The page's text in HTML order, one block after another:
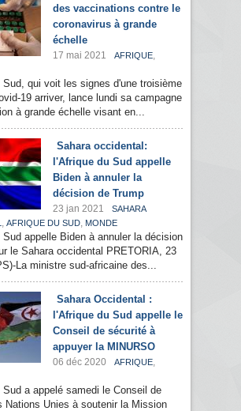
des vaccinations contre le
coronavirus à grande
échelle
17 mai 2021 AFRIQUE,
Sud, qui voit les signes d'une troisième
19 arriver, lance lundi sa campagne
à grande échelle visant en...
Sahara occidental:
l'Afrique du Sud appelle
Biden à annuler la
décision de Trump
23 jan 2021
SAHARA
, AFRIQUE DU SUD, MONDE
Sud appelle Biden à annuler la décision
le Sahara occidental PRETORIA, 23
La ministre sud-africaine des...
Sahara Occidental :
l'Afrique du Sud appelle le
Conseil de sécurité à
appuyer la MINURSO
06 déc 2020 AFRIQUE,
Sud a appelé samedi le Conseil de
Nations Unies à soutenir la Mission